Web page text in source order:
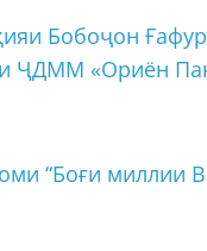
Бобоҷон
ҶДММ «Ориён
“Боғи миллии